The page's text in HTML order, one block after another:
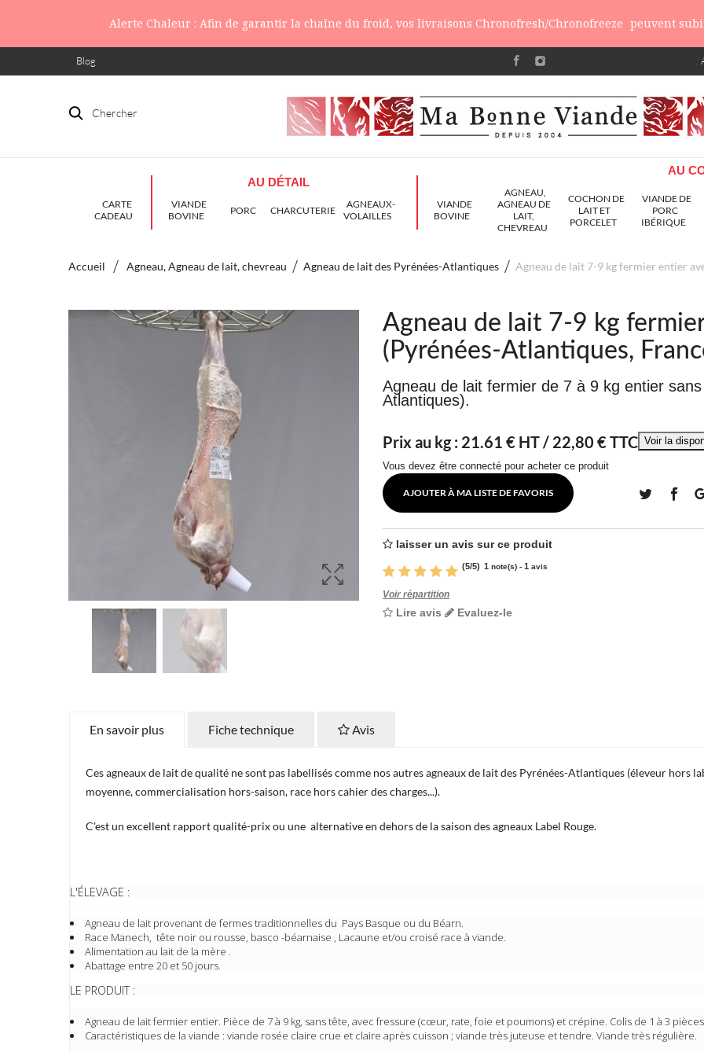
Alerte Chaleur : Afin de garantir la chaîne du froid, vos livraisons Chronofresh/Chronofreeze peuvent
Blog
Chercher
CARTE
CADEAU
AU DÉTAIL
VIANDE
BOVINE
PORC CHARCUTERIE
AGNEAUX-
VOLAILLES
AU
VIANDE
BOVINE
AGNEAU,
AGNEAU DE
LAIT,
CHEVREAU
COCHON DE
LAIT ET
PORCELET
VIANDE DE
PORC
IBÉRIQUE
Accueil Agneau, Agneau de lait, chevreau Agneau de lait des Pyrénées-Atlantiques Agneau de lait 7-9 kg fermier entier
Agneau de lait 7-9 kg
(Pyrénées-Atlantiques,
Agneau de lait fermier de 7 à 9 kg entier
Atlantiques).
Prix au kg : 21.61 € HT / 22,80 € TTC
Vous devez être connecté pour acheter ce produit
AJOUTER À MA LISTE DE FAVORIS
laisser un avis sur ce produit
(5/5) 1 note(s) - 1 avis
Voir répartition
Lire avis Evaluez-le
En savoir plus Fiche technique Avis
Ces agneaux de lait de qualité ne sont pas labellisés comme nos autres agneaux de lait des Pyrénées-Atlantiques (éleveur
moyenne, commercialisation hors-saison, race hors cahier des charges...).
C'est un excellent rapport qualité-prix ou une alternative en dehors de la saison des agneaux Label Rouge.
L'ÉLEVAGE :
Agneau de lait provenant de fermes traditionnelles du Pays Basque ou du Béarn.
Race Manech, tête noir ou rousse, basco -béarnaise , Lacaune et/ou croisé race à viande.
Alimentation au lait de la mère .
Abattage entre 20 et 50 jours.
LE PRODUIT :
Agneau de lait fermier entier. Pièce de 7 à 9 kg, sans tête, avec fressure (cœur, rate, foie et poumons) et crépine. Colis de 1 à 3
Caractéristiques de la viande : viande rosée claire crue et claire après cuisson ; viande très juteuse et tendre. Viande très régulière.